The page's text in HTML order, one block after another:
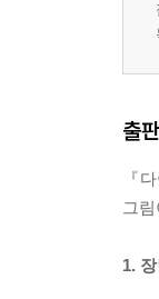
출
『
그
1.